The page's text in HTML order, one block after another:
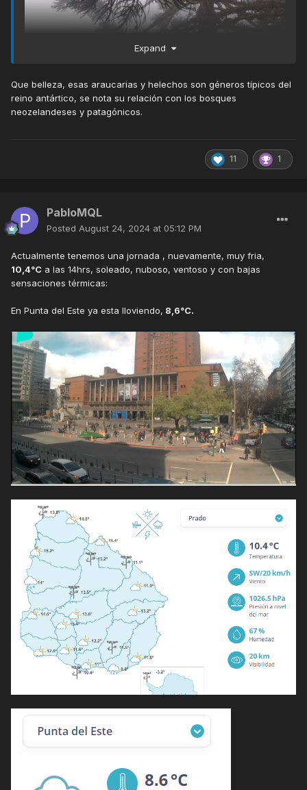
Expand
Que belleza, esas araucarias y helechos son géneros típicos del
reino antártico, se nota su relación con los bosques
neozelandeses y patagónicos.
11 1
PabloMQL
Posted August 24, 2024 at 05:12 PM
Actualmente tenemos una jornada , nuevamente, muy fria,
10,4°C a las 14hrs, soleado, nuboso, ventoso y con bajas
sensaciones térmicas:
En Punta del Este ya esta lloviendo, 8,6°C.